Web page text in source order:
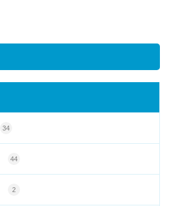
34
44
2